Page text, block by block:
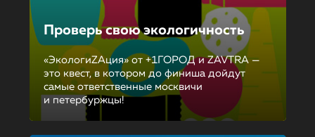
Проверь свою экологичность
«ЭкологиZAция» от +1ГОРОД и ZAVTRA —
это квест, в котором до финиша дойдут
самые ответственные москвичи
и петербуржцы!